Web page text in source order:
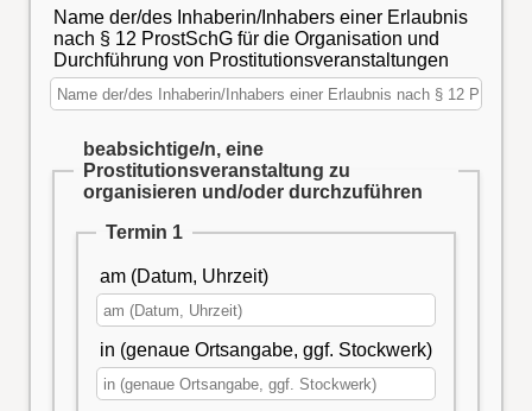
Name der/des Inhaberin/Inhabers einer Erlaubnis
nach § 12 ProstSchG für die Organisation und
Durchführung von Prostitutionsveranstaltungen
beabsichtige/n, eine
Prostitutionsveranstaltung zu
organisieren und/oder durchzuführen
Termin 1
am (Datum, Uhrzeit)
in (genaue Ortsangabe, ggf. Stockwerk)